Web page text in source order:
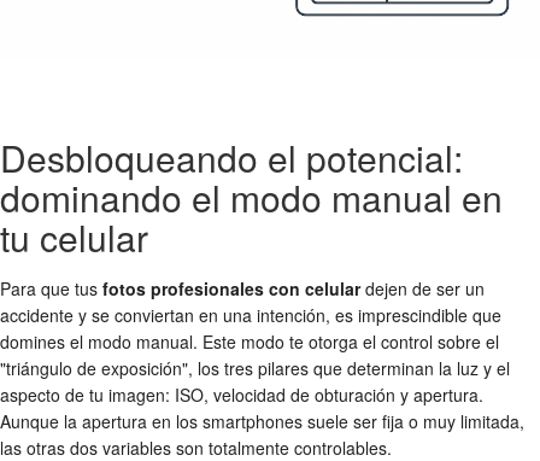
Desbloqueando el potencial:
dominando el modo manual en
tu celular
Para que tus fotos profesionales con celulardejen de ser un
accidente y se conviertan en una intención, es imprescindible que
domines el modo manual. Este modo te otorga el control sobre el
"triángulo de exposición", los tres pilares que determinan la luz y el
aspecto de tu imagen: ISO, velocidad de obturación y apertura.
Aunque la apertura en los smartphones suele ser fija o muy limitada,
las otras dos variables son totalmente controlables.